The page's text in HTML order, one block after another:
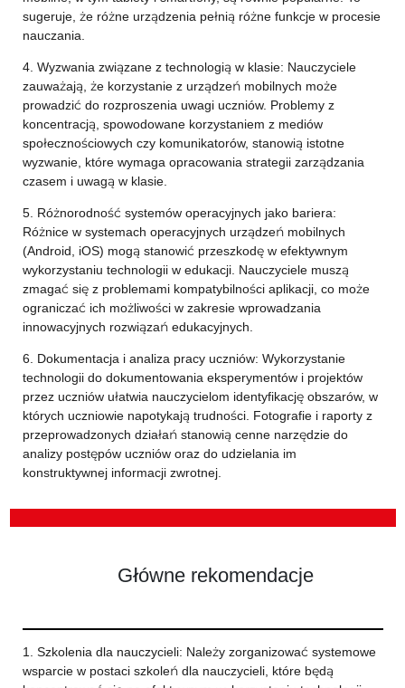
sugeruje, że różne urządzenia pełnią różne funkcje w procesie
nauczania.
4. Wyzwania związane z technologią w klasie: Nauczyciele
zauważają, że korzystanie z urządzeń mobilnych może
prowadzić do rozproszenia uwagi uczniów. Problemy z
koncentracją, spowodowane korzystaniem z mediów
społecznościowych czy komunikatorów, stanowią istotne
wyzwanie, które wymaga opracowania strategii zarządzania
czasem i uwagą w klasie.
5. Różnorodność systemów operacyjnych jako bariera:
Różnice w systemach operacyjnych urządzeń mobilnych
(Android, iOS) mogą stanowić przeszkodę w efektywnym
wykorzystaniu technologii w edukacji. Nauczyciele muszą
zmagać się z problemami kompatybilności aplikacji, co może
ograniczać ich możliwości w zakresie wprowadzania
innowacyjnych rozwiązań edukacyjnych.
6. Dokumentacja i analiza pracy uczniów: Wykorzystanie
technologii do dokumentowania eksperymentów i projektów
przez uczniów ułatwia nauczycielom identyfikację obszarów, w
których uczniowie napotykają trudności. Fotografie i raporty z
przeprowadzonych działań stanowią cenne narzędzie do
analizy postępów uczniów oraz do udzielania im
konstruktywnej informacji zwrotnej.
Główne rekomendacje
1. Szkolenia dla nauczycieli: Należy zorganizować systemowe
wsparcie w postaci szkoleń dla nauczycieli, które będą